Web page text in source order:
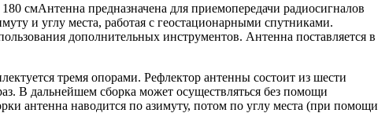
смАнтенна предназначена для приемопередачи радиосигналов
и углу места, работая с геостационарными спутниками.
дополнительных инструментов. Антенна поставляется в
тремя опорами. Рефлектор антенны состоит из шести
В дальнейшем сборка может осуществляться без помощи
антенна наводится по азимуту, потом по углу места (при помощи